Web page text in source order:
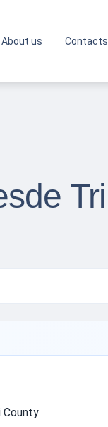
About us Contacts
Tri
County